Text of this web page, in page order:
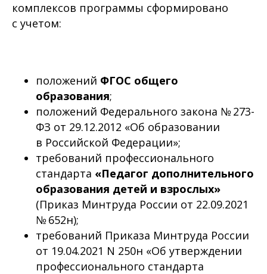
комплексов программы сформировано
с учетом:
положений ФГОС общего
образования;
положений Федерального закона № 273-
ФЗ от 29.12.2012 «Об образовании
в Российской Федерации»;
требований профессионального
стандарта «Педагог дополнительного
образования детей и взрослых»
(Приказ Минтруда России от 22.09.2021
№ 652н);
требований Приказа Минтруда России
от 19.04.2021 N 250н «Об утверждении
профессионального стандарта